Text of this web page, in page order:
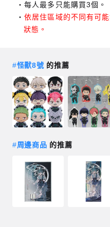
每人最多只能購買3個。
依居住區域的不同有可
狀態。
#怪獸8號 的推薦
#周邊商品 的推薦